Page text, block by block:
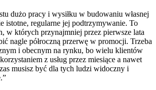
dużo pracy i wysiłku w budowaniu własnej
istotne, regularne jej podtrzymywanie. To
w których przynajmniej przez pierwsze lata
nagle półroczną przerwę w promocji. Trzeba
i obecnym na rynku, bo wielu klientów
z usług przez miesiące a nawet
musisz być dla tych ludzi widoczny i